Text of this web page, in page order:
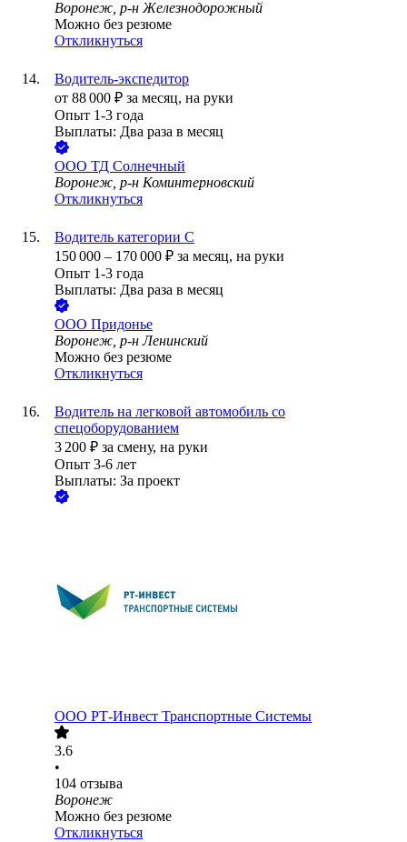
Воронеж, р-н Железнодорожный
Можно без резюме
Откликнуться
Водитель-экспедитор
от 88 000 ₽ за месяц, на руки
Опыт 1-3 года
Выплаты: Два раза в месяц
ООО ТД Солнечный
Воронеж, р-н Коминтерновский
Откликнуться
Водитель категории С
150 000 – 170 000 ₽ за месяц, на руки
Опыт 1-3 года
Выплаты: Два раза в месяц
ООО Придонье
Воронеж, р-н Ленинский
Можно без резюме
Откликнуться
Водитель на легковой автомобиль со
спецоборудованием
3 200 ₽ за смену, на руки
Опыт 3-6 лет
Выплаты: За проект
ООО РТ-Инвест Транспортные Системы
3.6
•
104 отзыва
Воронеж
Можно без резюме
Откликнуться